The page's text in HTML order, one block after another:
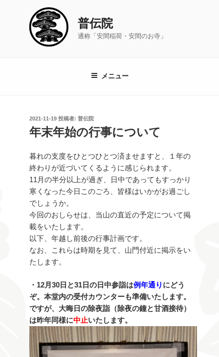
普伝院
通称「安間稲荷・安間のお寺」
メニュー
投
稿
日:
2021-11-19 投稿者: 普伝院
年末年始の行事について
暮れの支度をひとつひとつ済ませますと、１年の
終わりが近づいてくるように感じられます。
11月の半分以上が過ぎ、日中であってもすっかり
寒くなった今日このごろ、皆様はいかがお過ごし
でしょうか。
今回のおしらせは、当山の直近の予定について掲
載をいたします。
以下、年越し前後の行事計画です。
なお、これらは時期を見て、山門付近に掲示をい
たします。
・12月30日と31日の日中参詣は例年通り にどう
ぞ。本堂内の受付カウンターも準備いたします。
ですが、大晦日の除夜詣（除夜の鐘と甘酒接待）
は昨年同様に中止いたします。